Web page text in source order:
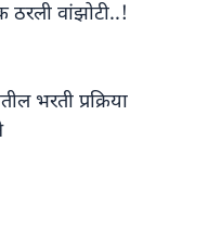
ठरली वांझोटी..!
भरती प्रक्रिया